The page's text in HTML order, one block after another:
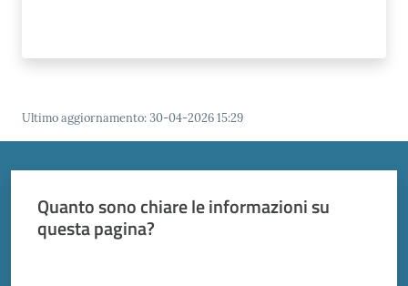
Ultimo aggiornamento:30-04-2026 15:29
Quanto sono chiare le informazioni su
questa pagina?